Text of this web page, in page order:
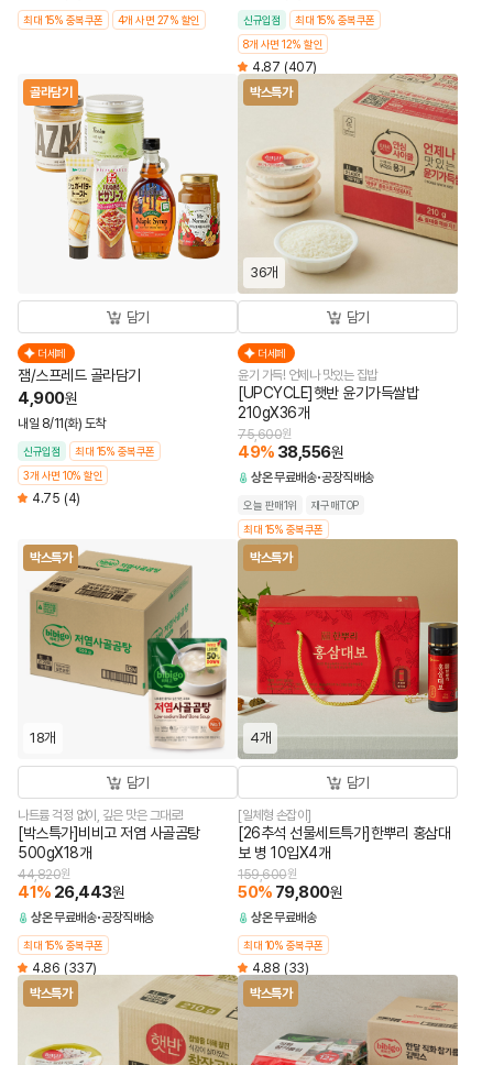
최대 15% 중복쿠폰 4개 사면 27% 할인 신규입점
최대 15% 중복쿠폰
8개 사면 12% 할인
4.87 (407)
골라담기
담기
더세페
잼/스프레드 골라담기
4,900원
내일 8/11(화) 도착
신규입점
최대 15% 중복쿠폰
3개 사면 10% 할인
4.75 (4)
박스특가
36개
담기
더세페
윤기 가득! 언제나 맛있는 집밥
[UPCYCLE]햇반 윤기가득쌀밥
210gX36개
75,600원
49% 38,556원
상온무료배송 공장직배송
오늘 판매1위
재구매TOP
최대 15% 중복쿠폰
박스특가
18개
담기
나트륨 걱정 없이, 깊은 맛은 그대로!
[박스특가]비비고 저염 사골곰탕
500gX18개
44,820원
41% 26,443원
상온무료배송 공장직배송
최대 15% 중복쿠폰
4.86 (337)
박스특가
4개
담기
[일체형 손잡이]
[26추석 선물세트특가]한뿌리 홍삼대
보 병 10입X4개
159,600원
50% 79,800원
상온무료배송
최대 10% 중복쿠폰
4.88 (33)
박스특가
박스특가